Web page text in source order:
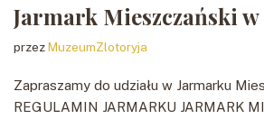
Jarmark Mieszczański
przezMuzeumZlotoryja
Zapraszamy do udziału w Jarmarku
REGULAMIN JARMARKU JARMARK